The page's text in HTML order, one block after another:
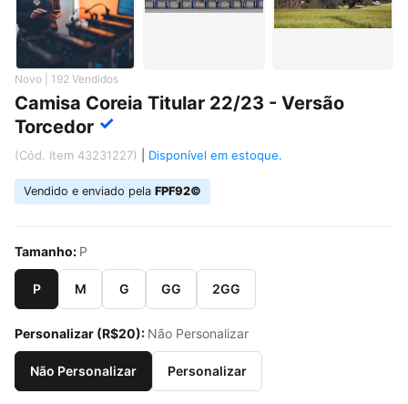
Novo | 192 Vendidos
Camisa Coreia Titular 22/23 - Versão
Torcedor ✓
(Cód. Item 43231227) Disponível em estoque.
Vendido e enviado pela FPF92©
Tamanho: P
P M G GG 2GG
Personalizar (R$20): Não Personalizar
Não Personalizar Personalizar